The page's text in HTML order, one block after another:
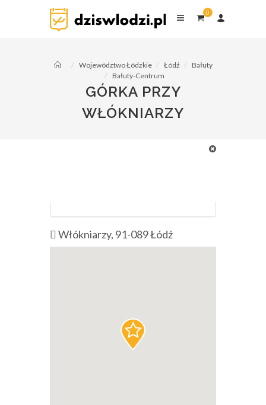
0
Województwo Łódzkie Łódź
Bałuty
Bałuty-Centrum
GÓRKA PRZY
WŁÓKNIARZY
0komentarzy
Włókniarzy, 91-089 Łódź